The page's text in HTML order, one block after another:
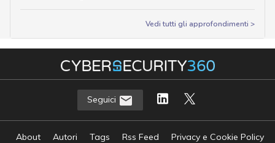
Vedi tutti gli approfondimenti >
Seguici
About Autori Tags Rss Feed
Privacy e Cookie Policy